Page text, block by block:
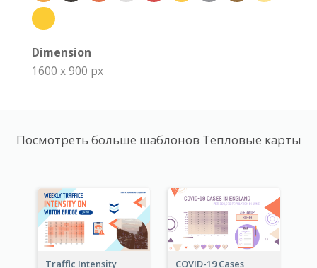
Dimension
1600 x 900 px
Посмотреть больше шаблонов Тепловые карты
Traffic Intensity COVID-19 Cases